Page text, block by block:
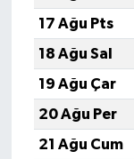
17 Ağu Pts
18 Ağu Sal
19 Ağu Çar
20 Ağu Per
21 Ağu Cum